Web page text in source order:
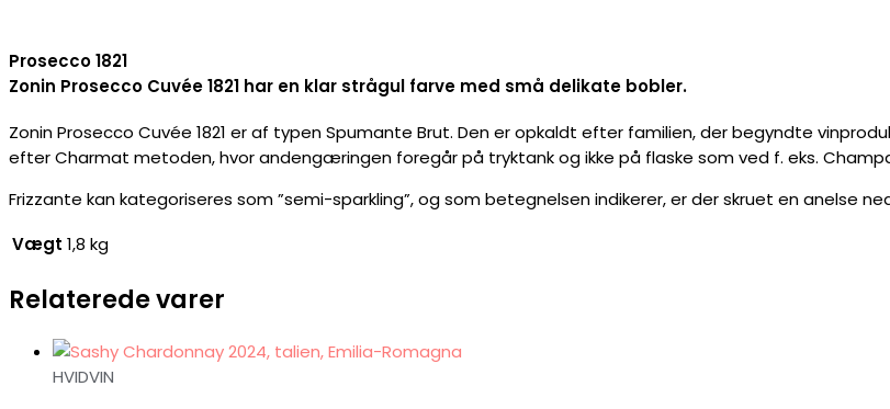
Prosecco 1821
Zonin Prosecco Cuvée 1821 har en klar strågul farve med små delikate bobler.
Zonin Prosecco Cuvée 1821 er af typen Spumante Brut. Den er opkaldt efter familien, der begyndte
efter Charmat metoden, hvor andengæringen foregår på tryktank og ikke på flaske som ved f. eks.
Frizzante kan kategoriseres som ”semi-sparkling”, og som betegnelsen indikerer, er der skruet en anelse
Vægt 1,8 kg
Relaterede varer
HVIDVIN